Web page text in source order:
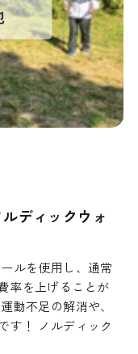
ディックウォ
ルを使用し、通常
率を上げることが
動不足の解消や、
す！ ノルディック